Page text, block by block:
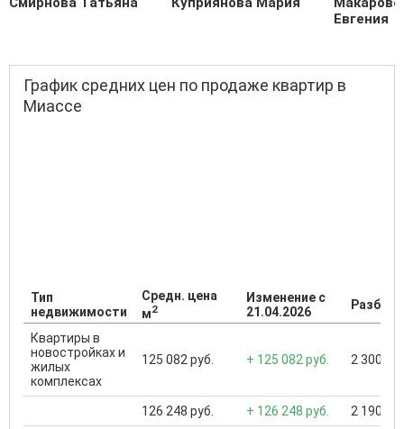
Евгения
График средних цен по продаже квартир в
Миассе
Тип
недвижимости
Средн. цена
м2
Изменение с
21.04.2026
Квартиры в
новостройках и
жилых
комплексах
125 082 руб. + 125 082 руб. 2 300
126 248 руб. + 126 248 руб. 2 190